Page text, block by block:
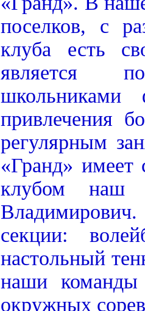
поселков, с
клуба есть
является
школьниками
привлечения
регулярным
«Гранд» имеет
клубом наш
секции:
настольный
наши команды
окружных